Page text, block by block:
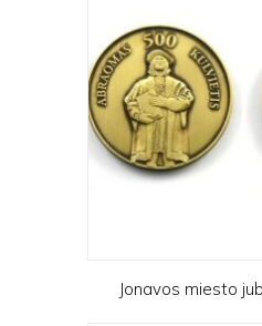
Jonavos miesto